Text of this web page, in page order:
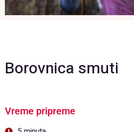
Borovnica smuti
Vreme pripreme